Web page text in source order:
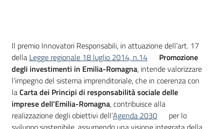
Newsletter
Seguici
su
Descrizione
Il premio Innovatori Responsabili, in attuazione dell’art. 17
della Legge regionale 18 luglio 2014, n.14
Promozione
degli investimenti in Emilia-Romagna, intende valorizzare
l’impegno del sistema imprenditoriale, che in coerenza con
laCarta dei Principi di responsabilità sociale delle
imprese dell’Emilia-Romagna, contribuisce alla
realizzazione degli obiettivi dell’Agenda 2030
per lo